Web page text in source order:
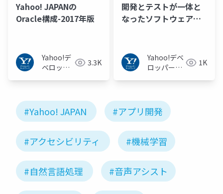
Yahoo! JAPANの
Oracle構成-2017年版
Yahoo!デ
ベロッパ
3.3K
開発とテストが一体と
なったソフトウェア開
Yahoo!デベ
ロッパーネ
1K
#Yahoo! JAPAN #アプリ開発
#アクセシビリティ #機械学習
#自然言語処理 #音声アシスト